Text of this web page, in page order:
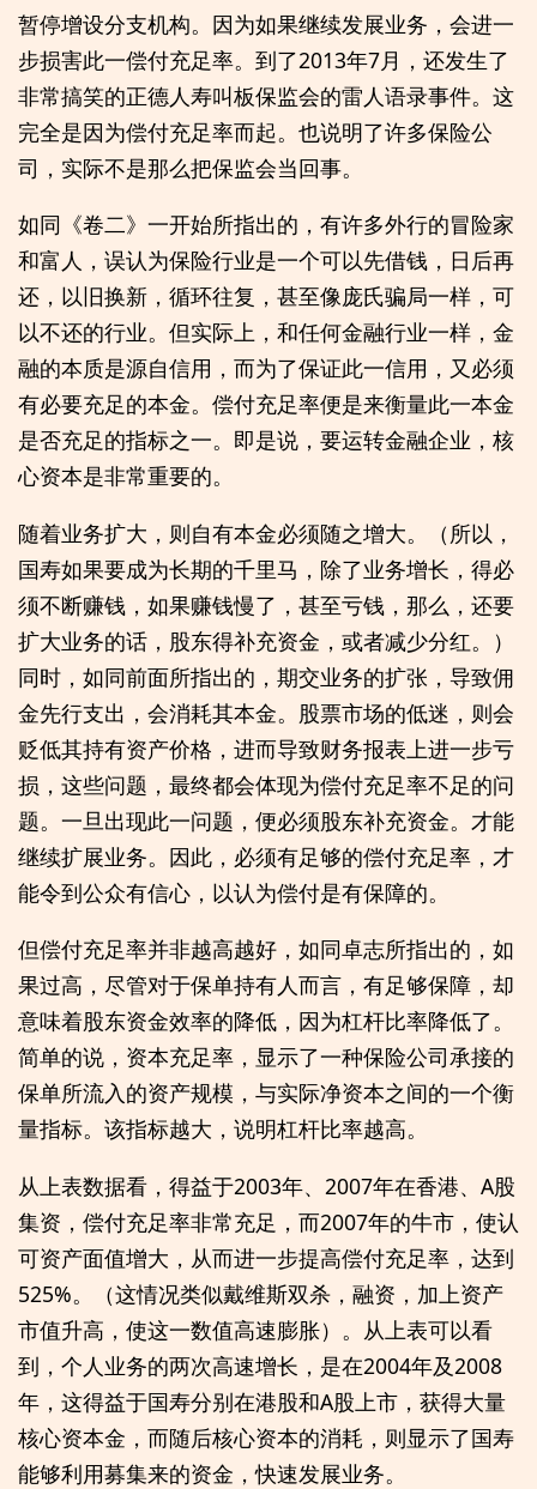
暂停增设分支机构。因为如果继续发展业务，会进一
步损害此一偿付充足率。到了2013年7月，还发生了
非常搞笑的正德人寿叫板保监会的雷人语录事件。这
完全是因为偿付充足率而起。也说明了许多保险公
司，实际不是那么把保监会当回事。
如同《卷二》一开始所指出的，有许多外行的冒险家
和富人，误认为保险行业是一个可以先借钱，日后再
还，以旧换新，循环往复，甚至像庞氏骗局一样，可
以不还的行业。但实际上，和任何金融行业一样，金
融的本质是源自信用，而为了保证此一信用，又必须
有必要充足的本金。偿付充足率便是来衡量此一本金
是否充足的指标之一。即是说，要运转金融企业，核
心资本是非常重要的。
随着业务扩大，则自有本金必须随之增大。（所以，
国寿如果要成为长期的千里马，除了业务增长，得必
须不断赚钱，如果赚钱慢了，甚至亏钱，那么，还要
扩大业务的话，股东得补充资金，或者减少分红。）
同时，如同前面所指出的，期交业务的扩张，导致佣
金先行支出，会消耗其本金。股票市场的低迷，则会
贬低其持有资产价格，进而导致财务报表上进一步亏
损，这些问题，最终都会体现为偿付充足率不足的问
题。一旦出现此一问题，便必须股东补充资金。才能
继续扩展业务。因此，必须有足够的偿付充足率，才
能令到公众有信心，以认为偿付是有保障的。
但偿付充足率并非越高越好，如同卓志所指出的，如
果过高，尽管对于保单持有人而言，有足够保障，却
意味着股东资金效率的降低，因为杠杆比率降低了。
简单的说，资本充足率，显示了一种保险公司承接的
保单所流入的资产规模，与实际净资本之间的一个衡
量指标。该指标越大，说明杠杆比率越高。
从上表数据看，得益于2003年、2007年在香港、A股
集资，偿付充足率非常充足，而2007年的牛市，使认
可资产面值增大，从而进一步提高偿付充足率，达到
525%。（这情况类似戴维斯双杀，融资，加上资产
市值升高，使这一数值高速膨胀）。从上表可以看
到，个人业务的两次高速增长，是在2004年及2008
年，这得益于国寿分别在港股和A股上市，获得大量
核心资本金，而随后核心资本的消耗，则显示了国寿
能够利用募集来的资金，快速发展业务。